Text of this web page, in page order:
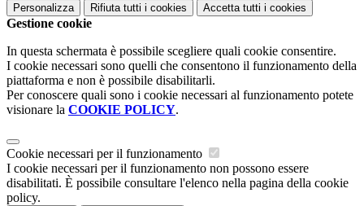
Personalizza Rifiuta tutti i cookies Accetta tutti i cookies
Gestione cookie
In questa schermata è possibile scegliere quali cookie consentire.
I cookie necessari sono quelli che consentono il funzionamento della
piattaforma e non è possibile disabilitarli.
Per conoscere quali sono i cookie necessari al funzionamento potete
visionare la COOKIE POLICY.
Cookie necessari per il funzionamento
I cookie necessari per il funzionamento non possono essere
disabilitati. È possibile consultare l'elenco nella pagina della cookie
policy.